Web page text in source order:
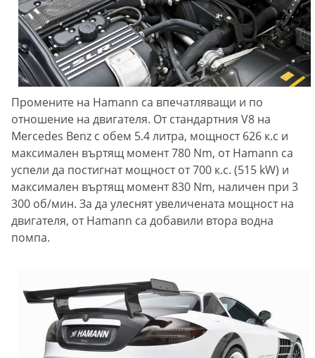
Промените на Hamann са впечатляващи и по
отношение на двигателя. От стандартния V8 на
Mercedes Benz с обем 5.4 литра, мощност 626 к.с и
максимален въртящ момент 780 Nm, от Hamann са
успели да постигнат мощност от 700 к.с. (515 kW) и
максимален въртящ момент 830 Nm, наличен при 3
300 об/мин. За да улеснят увеличената мощност на
двигателя, от Hamann са добавили втора водна
помпа.